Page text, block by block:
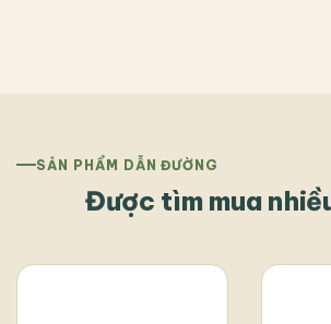
SẢN PHẨM DẪN ĐƯỜNG
Được tìm mua